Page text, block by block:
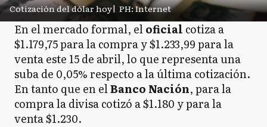
Cotización del dólar hoy| PH: Internet
En el mercado formal, eloficial cotiza a
$1.179,75 para la compra y $1.233,99 para la
venta este 15 de abril, lo que representa una
suba de 0,05% respecto a la última cotización.
En tanto que en elBanco Nación, para la
compra la divisa cotizó a $1.180 y para la
venta $1.230.